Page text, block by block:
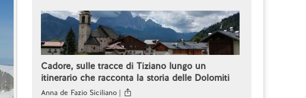
Cadore, sulle tracce di Tiziano lungo un
itinerario che racconta la storia delle Dolomiti
Anna de Fazio Siciliano |